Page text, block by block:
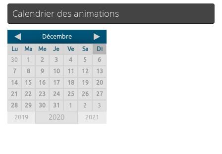
Calendrier des animations
Décembre
Lu Ma Me Je Ve Sa
Di
30
1 2 3 4 5
6
7
8 9 10 11 12
13
14
15 16 17 18 19
20
21
22 23 24 25 26
27
28
29 30 31 1 2 3
2019 2020 2021